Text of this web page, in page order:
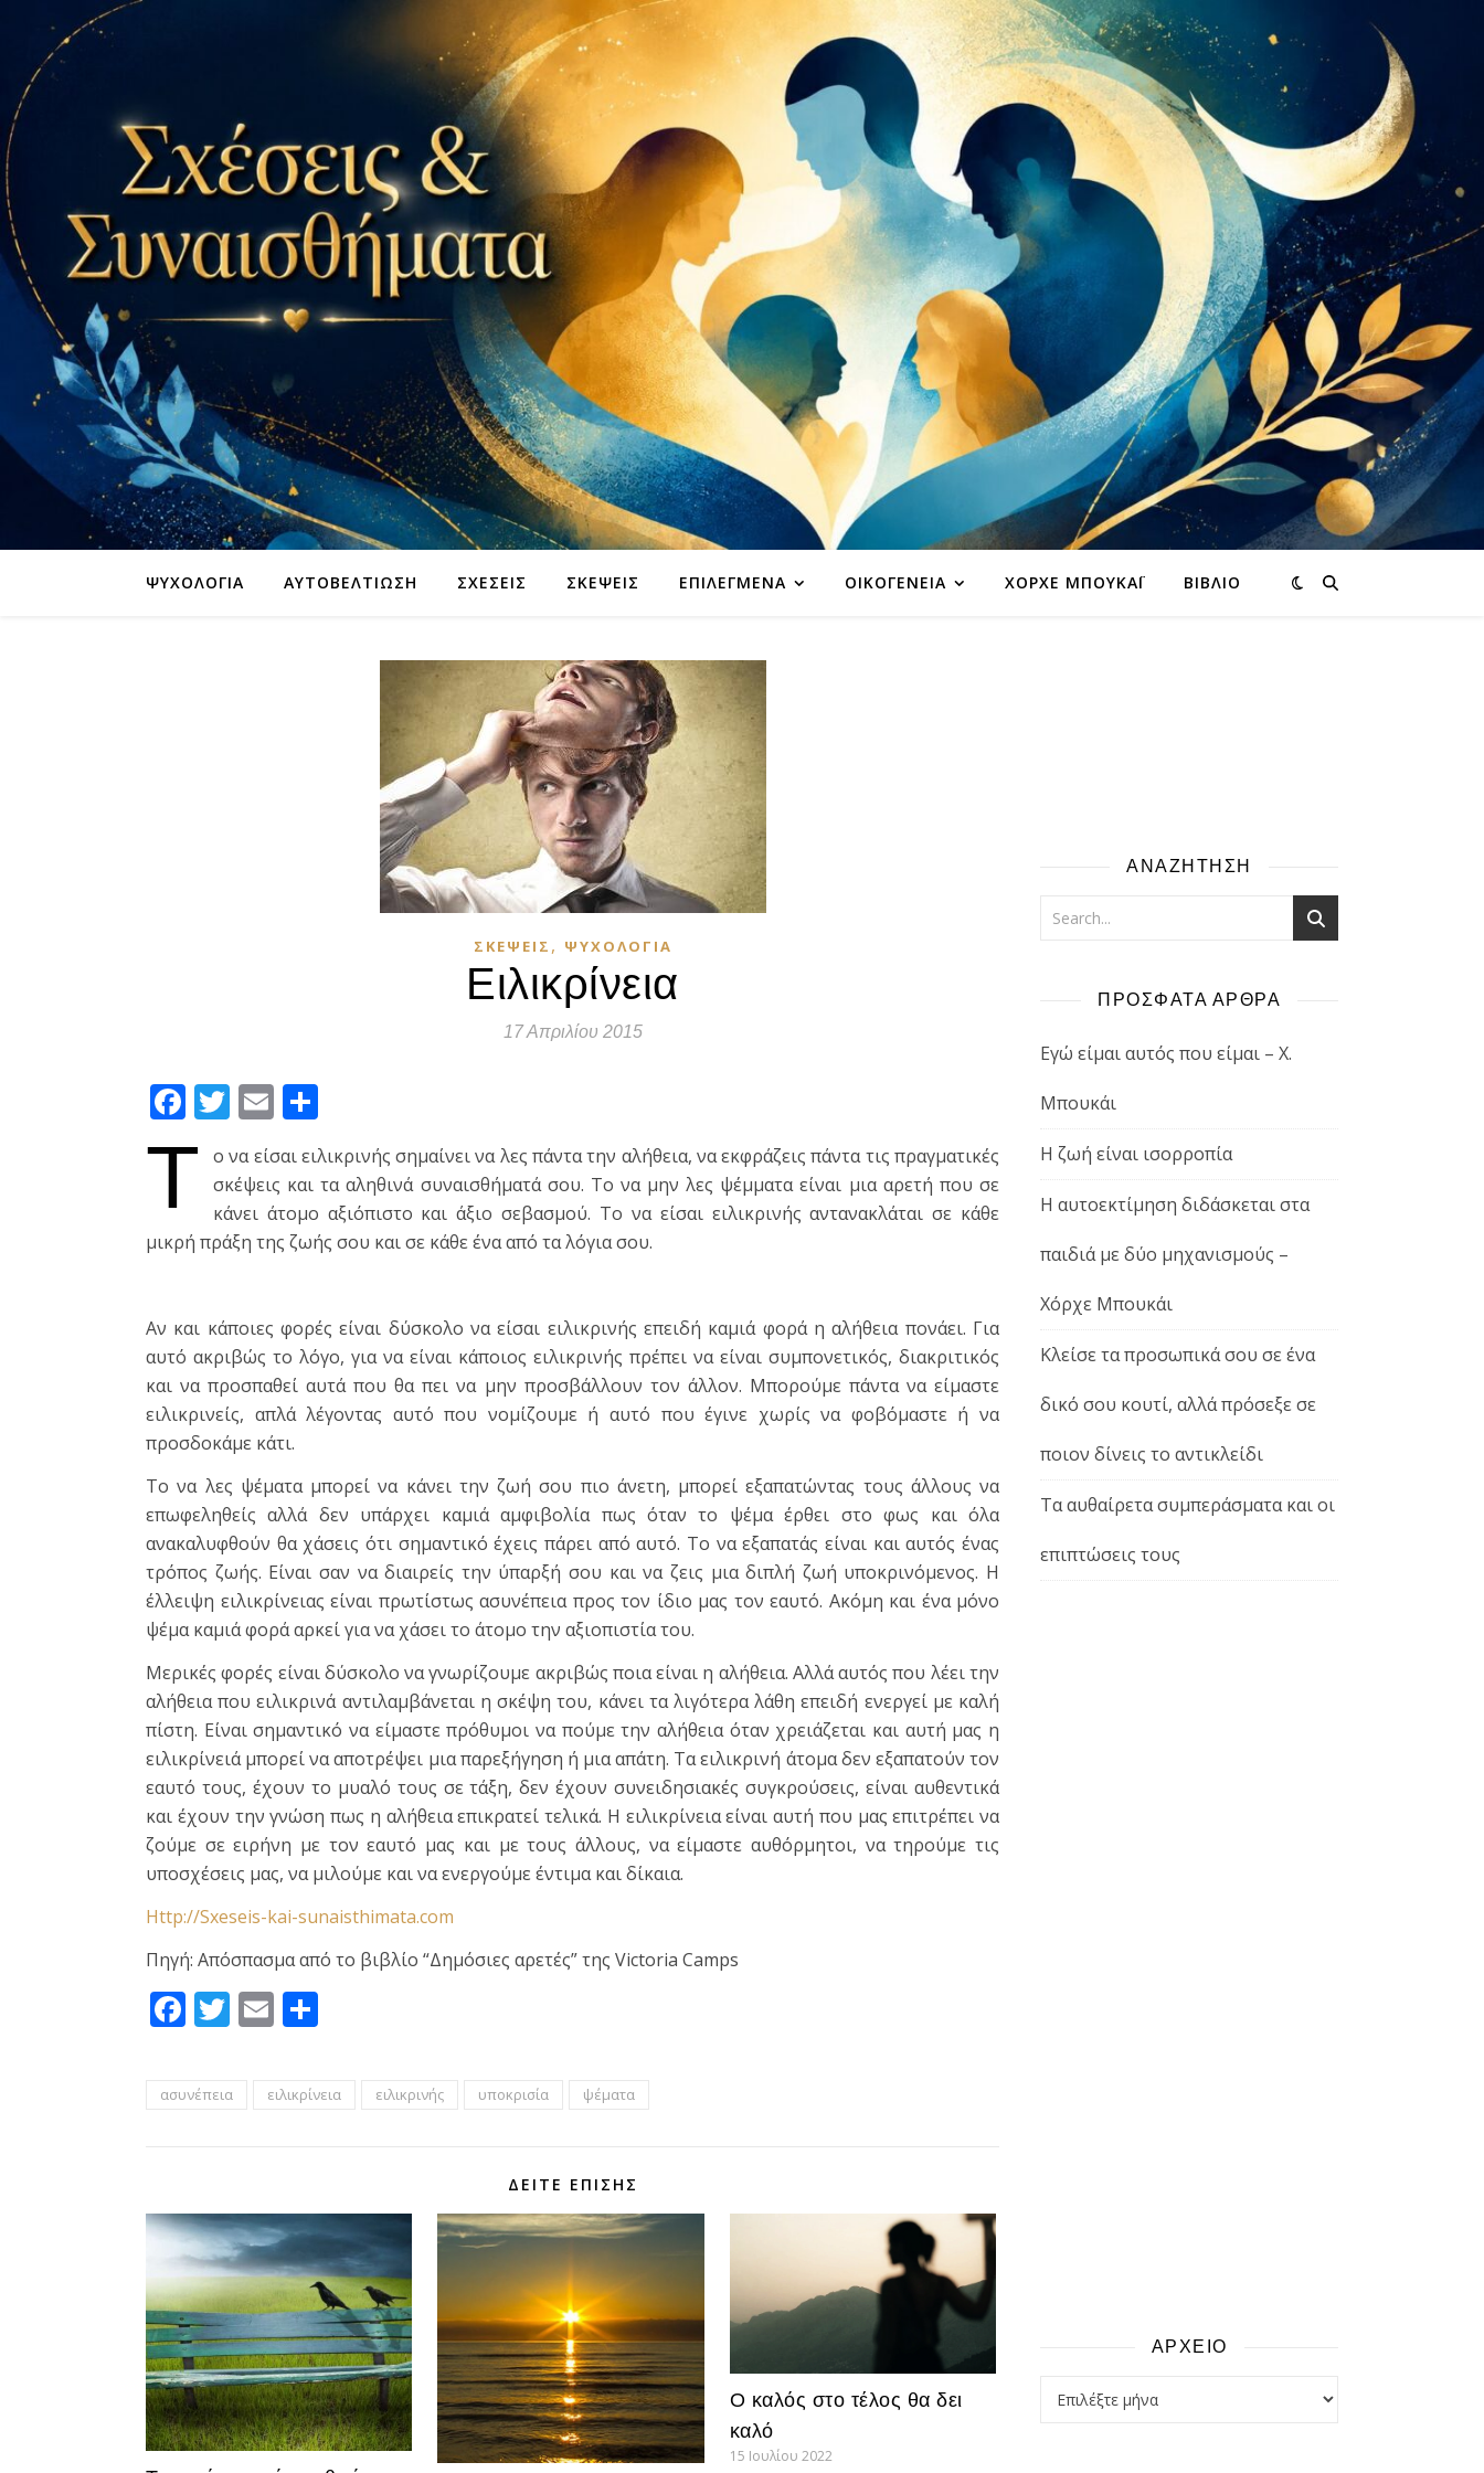
ΨΥΧΟΛΟΓΊΑ ΑΥΤΟΒΕΛΤΊΩΣΗ ΣΧΈΣΕΙΣ ΣΚΈΨΕΙΣ ΕΠΙΛΕΓΜΈΝΑ ΟΙΚΟΓΈΝΕΙΑ ΧΌΡΧΕ ΜΠΟΥΚΆΙ ΒΙΒΛΊΟ
ΣΚΈΨΕΙΣ , ΨΥΧΟΛΟΓΊΑ
Ειλικρίνεια
17 Απριλίου 2015
Facebook
Twitter
Email
Τ
ο να είσαι ειλικρινής σημαίνει να λες πάντα την αλήθεια, να εκφράζεις πάντα τις πραγματικές
σκέψεις και τα αληθινά συναισθήματά σου. Το να μην λες ψέμματα είναι μια αρετή που σε
κάνει άτομο αξιόπιστο και άξιο σεβασμού. Το να είσαι ειλικρινής αντανακλάται σε κάθε
μικρή πράξη της ζωής σου και σε κάθε ένα από τα λόγια σου.
Αν και κάποιες φορές είναι δύσκολο να είσαι ειλικρινής επειδή καμιά φορά η αλήθεια πονάει. Για
αυτό ακριβώς το λόγο, για να είναι κάποιος ειλικρινής πρέπει να είναι συμπονετικός, διακριτικός
και να προσπαθεί αυτά που θα πει να μην προσβάλλουν τον άλλον. Μπορούμε πάντα να είμαστε
ειλικρινείς, απλά λέγοντας αυτό που νομίζουμε ή αυτό που έγινε χωρίς να φοβόμαστε ή να
προσδοκάμε κάτι.
Το να λες ψέματα μπορεί να κάνει την ζωή σου πιο άνετη, μπορεί εξαπατώντας τους άλλους να
επωφεληθείς αλλά δεν υπάρχει καμιά αμφιβολία πως όταν το ψέμα έρθει στο φως και όλα
ανακαλυφθούν θα χάσεις ότι σημαντικό έχεις πάρει από αυτό. Το να εξαπατάς είναι και αυτός ένας
τρόπος ζωής. Είναι σαν να διαιρείς την ύπαρξή σου και να ζεις μια διπλή ζωή υποκρινόμενος. Η
έλλειψη ειλικρίνειας είναι πρωτίστως ασυνέπεια προς τον ίδιο μας τον εαυτό. Ακόμη και ένα μόνο
ψέμα καμιά φορά αρκεί για να χάσει το άτομο την αξιοπιστία του.
Μερικές φορές είναι δύσκολο να γνωρίζουμε ακριβώς ποια είναι η αλήθεια. Αλλά αυτός που λέει την
αλήθεια που ειλικρινά αντιλαμβάνεται η σκέψη του, κάνει τα λιγότερα λάθη επειδή ενεργεί με καλή
πίστη. Είναι σημαντικό να είμαστε πρόθυμοι να πούμε την αλήθεια όταν χρειάζεται και αυτή μας η
ειλικρίνειά μπορεί να αποτρέψει μια παρεξήγηση ή μια απάτη. Τα ειλικρινή άτομα δεν εξαπατούν τον
εαυτό τους, έχουν το μυαλό τους σε τάξη, δεν έχουν συνειδησιακές συγκρούσεις, είναι αυθεντικά
και έχουν την γνώση πως η αλήθεια επικρατεί τελικά. Η ειλικρίνεια είναι αυτή που μας επιτρέπει να
ζούμε σε ειρήνη με τον εαυτό μας και με τους άλλους, να είμαστε αυθόρμητοι, να τηρούμε τις
υποσχέσεις μας, να μιλούμε και να ενεργούμε έντιμα και δίκαια.
Http://Sxeseis-kai-sunaisthimata.com
Πηγή: Απόσπασμα από το βιβλίο “Δημόσιες αρετές” της Victoria Camps
Facebook
Twitter
Email
ασυνέπεια ειλικρίνεια ειλικρινής υποκρισία ψέματα
ΔΕΊΤΕ ΕΠΊΣΗΣ
Ο καλός στο τέλος θα δει
καλό
15 Ιουλίου 2022
ΑΝΑΖΗΤΗΣΗ
ΠΡΟΣΦΑΤΑ ΑΡΘΡΑ
Εγώ είμαι αυτός που είμαι – Χ.
Μπουκάι
Η ζωή είναι ισορροπία
Η αυτοεκτίμηση διδάσκεται στα
παιδιά με δύο μηχανισμούς –
Χόρχε Μπουκάι
Κλείσε τα προσωπικά σου σε ένα
δικό σου κουτί, αλλά πρόσεξε σε
ποιον δίνεις το αντικλείδι
Τα αυθαίρετα συμπεράσματα και οι
επιπτώσεις τους
ΑΡΧΕΙΟ